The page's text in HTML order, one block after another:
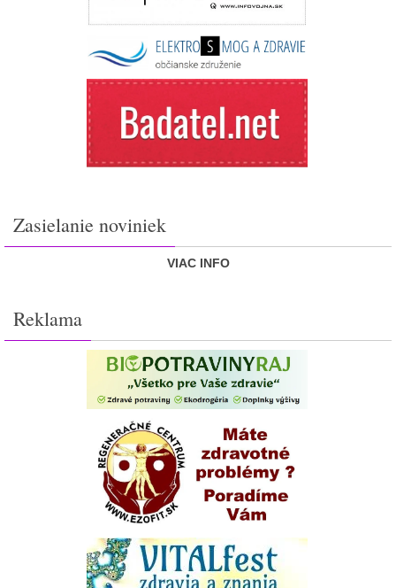
Zasielanie noviniek
VIAC INFO
Reklama